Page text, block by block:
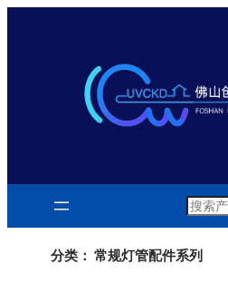
Search
分类： 常规灯管配件系列